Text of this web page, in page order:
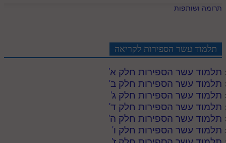
תרומה ושותפות
תלמוד עשר הספירות לקריאה
תלמוד עשר הספירות חלק א'
תלמוד עשר הספירות חלק ב'
תלמוד עשר הספירות חלק ג'
תלמוד עשר הספירות חלק ד'
תלמוד עשר הספירות חלק ה'
תלמוד עשר הספירות חלק ו'